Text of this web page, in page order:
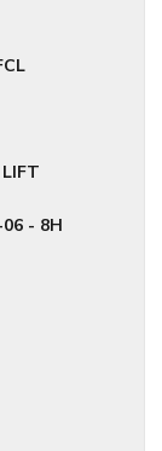
- 8H